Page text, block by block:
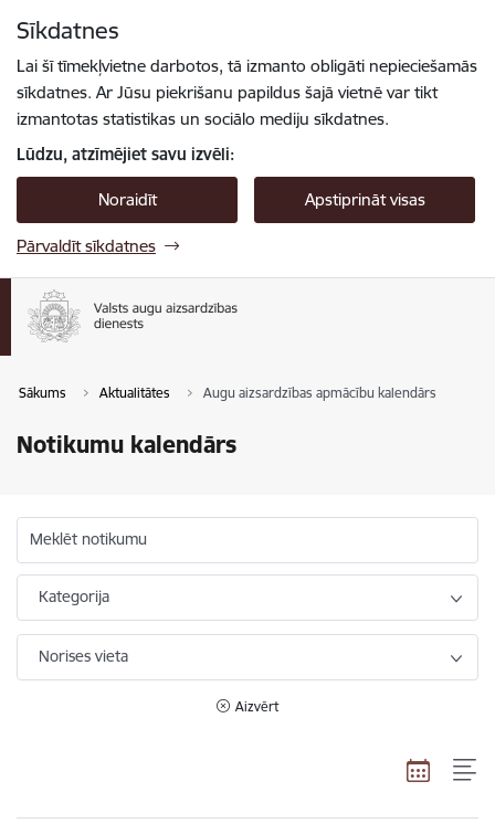
Sīkdatnes
Lai šī tīmekļvietne darbotos, tā izmanto obligāti nepieciešamās
sīkdatnes. Ar Jūsu piekrišanu papildus šajā vietnē var tikt
izmantotas statistikas un sociālo mediju sīkdatnes.
Lūdzu, atzīmējiet savu izvēli:
Noraidīt Apstiprināt visas
Pārvaldīt sīkdatnes
Sākums Aktualitātes Augu aizsardzības apmācību kalendārs
Notikumu kalendārs
Meklēt notikumu
Kategorija
Norises vieta
Aizvērt